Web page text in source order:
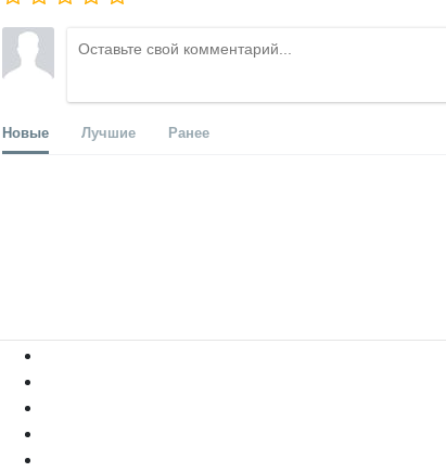
Новые Лучшие Ранее